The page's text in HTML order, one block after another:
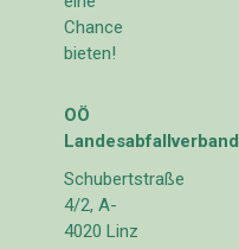
Chance
bieten!
OÖ
Landesabfallverband
Schubertstraße
4/2, A-
4020 Linz